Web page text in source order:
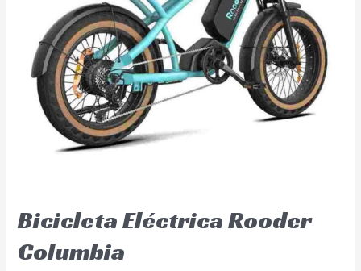
Bicicleta Eléctrica Rooder
Columbia